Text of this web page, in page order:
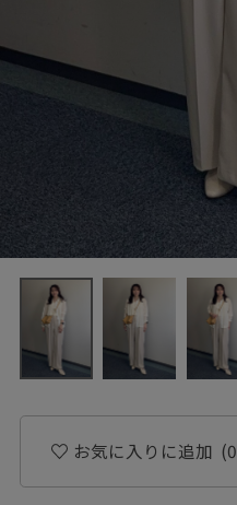
お気に入りに追加